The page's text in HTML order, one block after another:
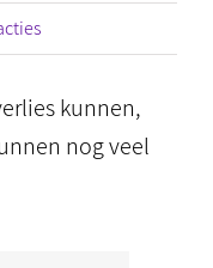
kunnen,
nog veel